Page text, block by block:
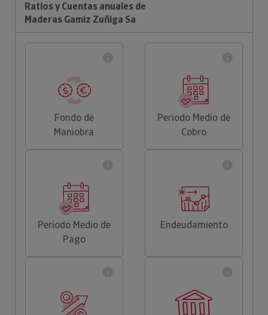
Ratios y Cuentas anuales de
Maderas Gamiz Zuñiga Sa
Fondo de
Maniobra
Periodo Medio de
Cobro
Periodo Medio de
Pago
Endeudamiento